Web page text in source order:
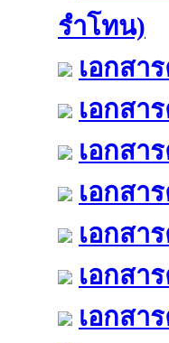
รำโทน)
เอกสา
เอกสา
เอกสา
เอกสา
เอกสา
เอกสา
เอกสา